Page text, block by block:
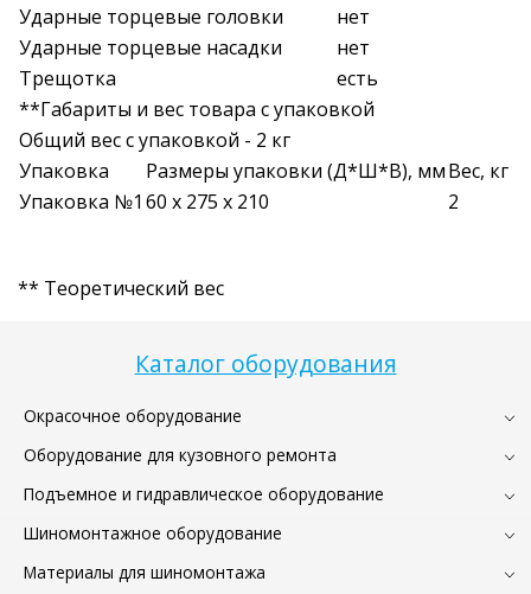
Каталог оборудования
Окрасочное оборудование
Оборудование для кузовного ремонта
Подъемное и гидравлическое оборудование
Шиномонтажное оборудование
Материалы для шиномонтажа
Ударные торцевые головки
нет
Ударные торцевые насадки
нет
Трещотка
есть
**Габариты и вес товара с упаковкой
Общий вес с упаковкой - 2 кг
Упаковка
Размеры упаковки (Д*Ш*В), ммВес, кг
Упаковка №1 60 x 275 x 210 2
** Теоретический вес